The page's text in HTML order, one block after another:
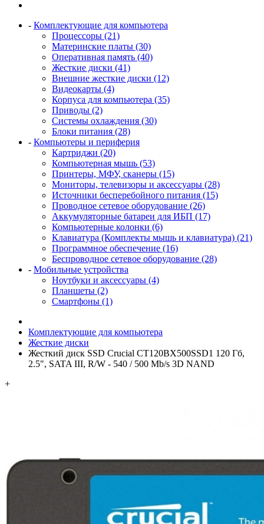
- Комплектующие для компьютера
Процессоры (21)
Материнские платы (30)
Оперативная память (40)
Жесткие диски (41)
Внешние жесткие диски (12)
Видеокарты (4)
Корпуса для компьютера (35)
Приводы (2)
Системы охлаждения (30)
Блоки питания (28)
- Компьютеры и периферия
Картриджи (20)
Компьютерная мышь (53)
Принтеры, МФУ, сканеры (15)
Мониторы, телевизоры и аксессуары (28)
Источники бесперебойного питания (15)
Проводное сетевое оборудование (26)
Аккумуляторные батареи для ИБП (17)
Компьютерные колонки (6)
Клавиатура (Комплекты мышь и клавиатура) (21)
Программное обеспечение (16)
Беспроводное сетевое оборудование (28)
- Мобильные устройства
Ноутбуки и аксессуары (4)
Планшеты (2)
Смартфоны (1)
Комплектующие для компьютера
Жесткие диски
Жесткий диск SSD Crucial CT120BX500SSD1 120 Гб,
2.5", SATA III, R/W - 540 / 500 Mb/s 3D NAND
+